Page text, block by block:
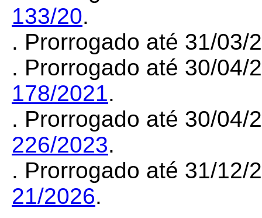
133/20.
. Prorrogado até 31/03/
. Prorrogado até 30/04/
178/2021.
. Prorrogado até 30/04/
226/2023.
. Prorrogado até 31/12/
21/2026.